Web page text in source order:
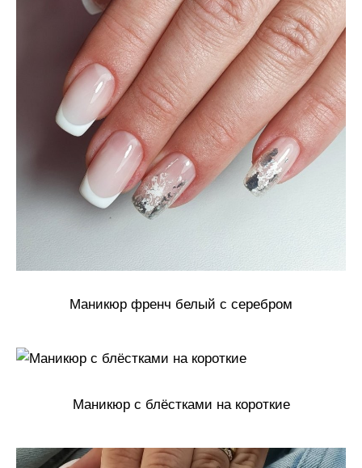
Маникюр френч белый с серебром
Маникюр с блёстками на короткие